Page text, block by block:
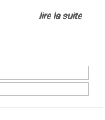
lire la suite